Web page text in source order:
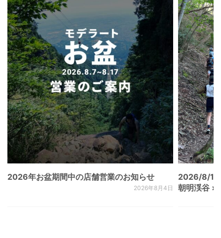
2026年お盆期間中の店舗営業のお知らせ
2026年8月4日
2026/8/
朝明渓谷 ×